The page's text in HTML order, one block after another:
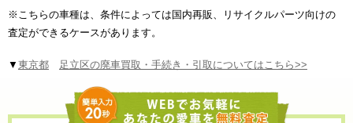
※こちらの車種は、条件によっては国内再販、リサイクルパーツ向けの
査定ができるケースがあります。
▼ 東京都 足立区の廃車買取・手続き・引取についてはこちら>>